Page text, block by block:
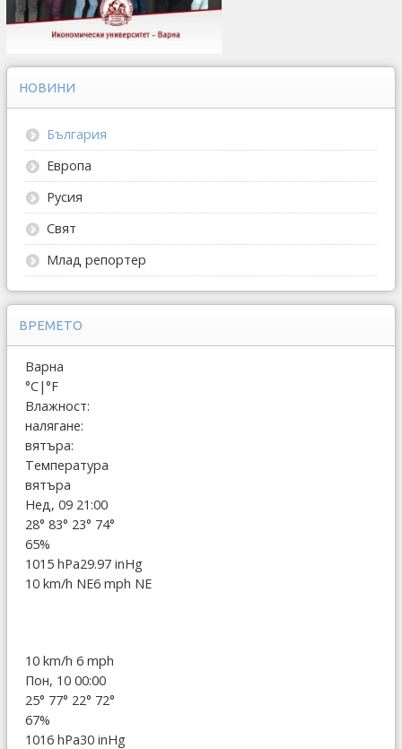
НОВИНИ
България
Европа
Русия
Свят
Млад репортер
ВРЕМЕТО
Варна
°C|°F
Влажност:
налягане:
вятъра:
Температура
вятъра
Нед, 09 21:00
28° 83° 23° 74°
65%
1015 hPa29.97 inHg
10 km/h NE6 mph NE
10 km/h 6 mph
Пон, 10 00:00
25° 77° 22° 72°
67%
1016 hPa30 inHg